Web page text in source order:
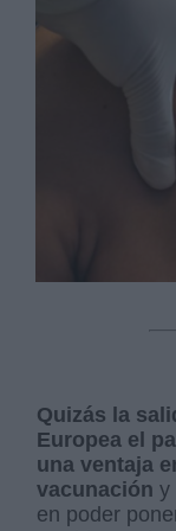
Quizás la
Europea el
una ventaja
vacunación y
en poder